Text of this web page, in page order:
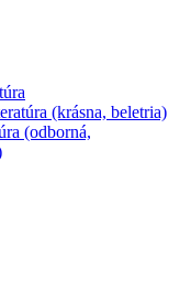
(krásna, beletria)
(odborná,